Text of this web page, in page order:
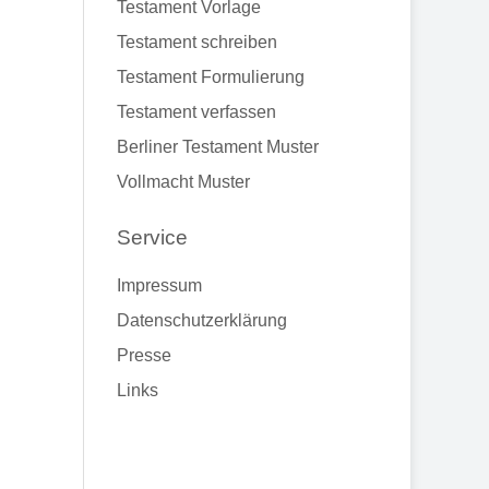
Testament Vorlage
Testament schreiben
Testament Formulierung
Testament verfassen
Berliner Testament Muster
Vollmacht Muster
Service
Impressum
Datenschutzerklärung
Presse
Links